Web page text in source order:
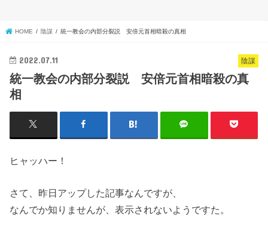
HOME 陰謀 統一教会の内部分裂説 安倍元首相暗殺の真相
陰謀
2022.07.11
統一教会の内部分裂説 安倍元首相暗殺の真
相
ヒャッハー！
さて、昨日アップした記事なんですが、
なんでか知りませんが、表示されないようですた。